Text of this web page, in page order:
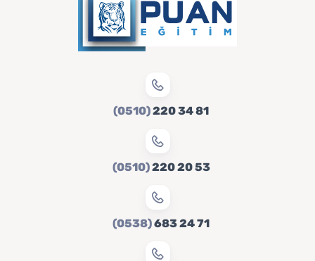
(0510)220 34 81
(0510)220 20 53
(0538)683 24 71